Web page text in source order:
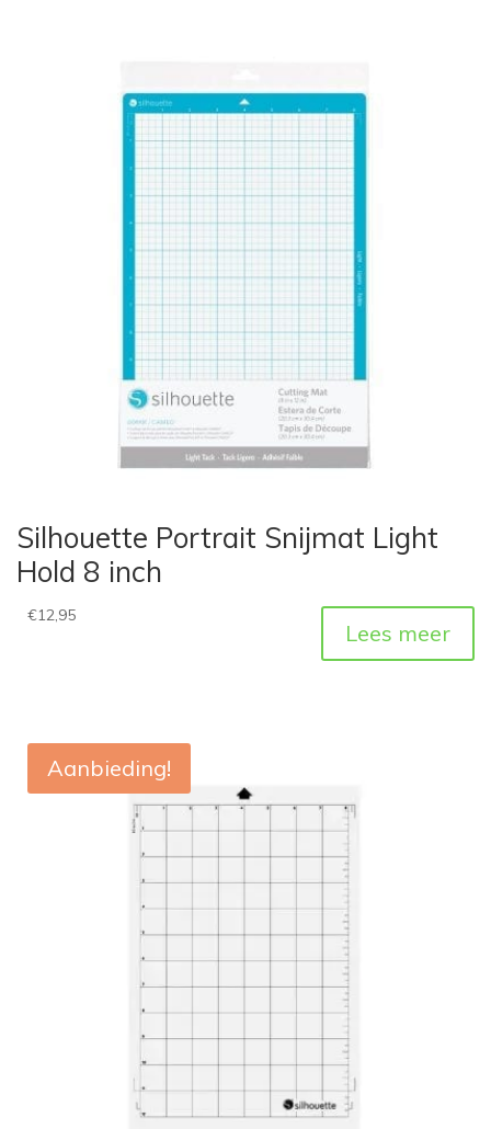
Silhouette Portrait Snijmat Light
Hold 8 inch
€12,95
Lees meer
Aanbieding!